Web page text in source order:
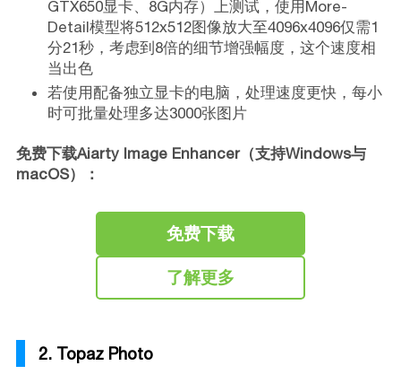
GTX650显卡、8G内存）上测试，使用More-
Detail模型将512x512图像放大至4096x4096仅需1
分21秒，考虑到8倍的细节增强幅度，这个速度相
当出色
若使用配备独立显卡的电脑，处理速度更快，每小
时可批量处理多达3000张图片
免费下载Aiarty Image Enhancer（支持Windows与
macOS）：
免费下载
了解更多
2. Topaz Photo